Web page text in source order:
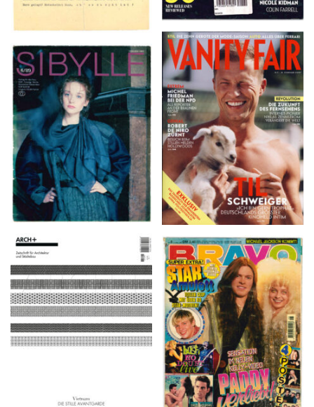
VANITY FAIR – Nr. 7 –
8. Februar 2007
SIBYLLE 6/89
ARCH+ Nr. 226, Herbst
2016
BRAVO – Nr. 8, 13. Febr.
1997